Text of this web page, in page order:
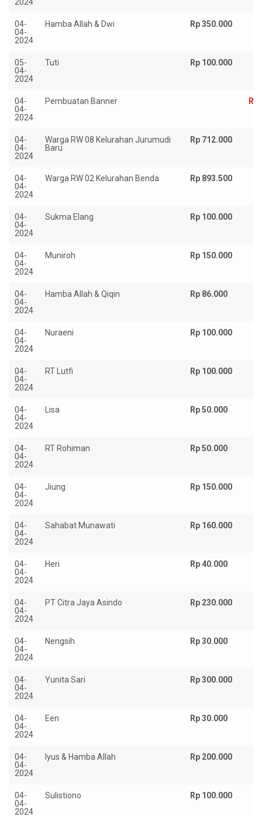
04-
04-
2024
Hamba Allah & Dwi Rp 350.000
05-
04-
2024
Tuti Rp 100.000
04-
04-
2024
Pembuatan Banner Rp
04-
04-
2024
Warga RW 08 Kelurahan Jurumudi
Baru
Rp 712.000
04-
04-
2024
Warga RW 02 Kelurahan Benda Rp 893.500
04-
04-
2024
Sukma Elang Rp 100.000
04-
04-
2024
Muniroh Rp 150.000
04-
04-
2024
Hamba Allah & Qiqin Rp 86.000
04-
04-
2024
Nuraeni Rp 100.000
04-
04-
2024
RT Lutfi Rp 100.000
04-
04-
2024
Lisa Rp 50.000
04-
04-
2024
RT Rohiman Rp 50.000
04-
04-
2024
Jiung Rp 150.000
04-
04-
2024
Sahabat Munawati Rp 160.000
04-
04-
2024
Heri Rp 40.000
04-
04-
2024
PT Citra Jaya Asindo Rp 230.000
04-
04-
2024
Nengsih Rp 30.000
04-
04-
2024
Yunita Sari Rp 300.000
04-
04-
2024
Een Rp 30.000
04-
04-
2024
Iyus & Hamba Allah Rp 200.000
04-
04-
2024
Sulistiono Rp 100.000